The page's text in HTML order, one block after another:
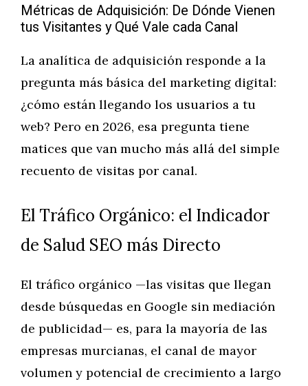
Métricas de Adquisición: De Dónde Vienen
tus Visitantes y Qué Vale cada Canal
La analítica de adquisición responde a la
pregunta más básica del marketing digital:
¿cómo están llegando los usuarios a tu
web? Pero en 2026, esa pregunta tiene
matices que van mucho más allá del simple
recuento de visitas por canal.
El Tráfico Orgánico: el Indicador
de Salud SEO más Directo
El tráfico orgánico —las visitas que llegan
desde búsquedas en Google sin mediación
de publicidad— es, para la mayoría de las
empresas murcianas, el canal de mayor
volumen y potencial de crecimiento a largo